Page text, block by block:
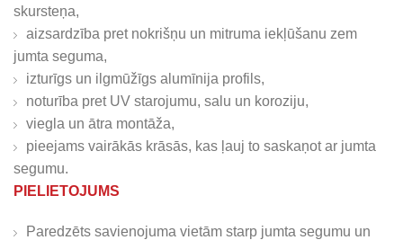
skursteņa,
aizsardzība pret nokrišņu un mitruma iekļūšanu zem
jumta seguma,
izturīgs un ilgmūžīgs alumīnija profils,
noturība pret UV starojumu, salu un koroziju,
viegla un ātra montāža,
pieejams vairākās krāsās, kas ļauj to saskaņot ar jumta
segumu.
PIELIETOJUMS
Paredzēts savienojuma vietām starp jumta segumu un